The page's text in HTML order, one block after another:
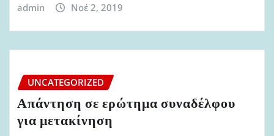
admin Νοέ 2, 2019
UNCATEGORIZED
Απάντηση σε ερώτημα συναδέλφου
για μετακίνηση